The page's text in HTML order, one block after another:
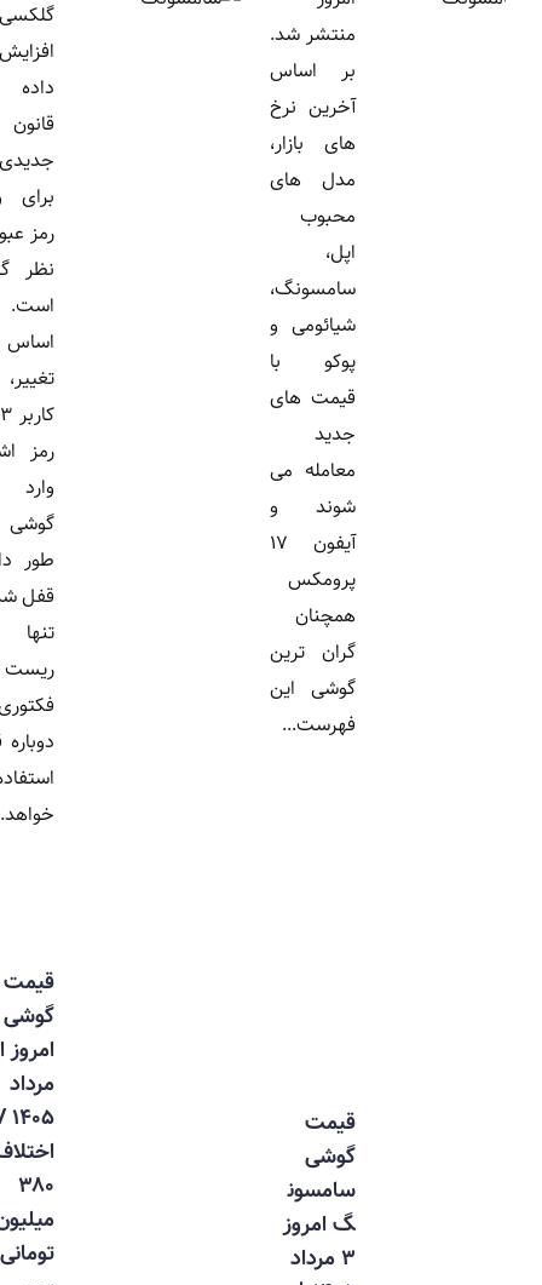
منتشر شد.
بر اساس
آخرین نرخ
های بازار،
مدل های
محبوب
سامسونگ،
شیائومی و
پوکو با
قیمت های
جدید
معامله می
شوند و
آیفون ۱۷
پرومکس
همچنان
گران ترین
گوشی این
فهرست...
گلکسی را
افزایش
داده و
قانون
جدیدی
برای ورود
رمز عبور در
نظر گرفته
است. بر
اساس این
تغییر، اگر
کاربر ۱۳ بار
رمز اشتباه
وارد کند،
گوشی به
طور دائمی
قفل شده و
تنها با
ریست
فکتوری
دوباره قابل
استفاده
خواهد...
قیمت
گوشی
سامسون
گ امروز
۳ مرداد
قیمت
گوشی
امروز اول
مرداد
۱۴۰۵ /
اختلاف
میلیون
تومانی